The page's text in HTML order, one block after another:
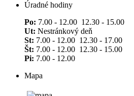
Úradné hodiny
Po: 7.00 - 12.00 12.30 - 15.00
Ut: Nestránkový deň
St: 7.00 - 12.00 12.30 - 17.00
Št: 7.00 - 12.00 12.30 - 15.00
Pi: 7.00 - 12.00
Mapa